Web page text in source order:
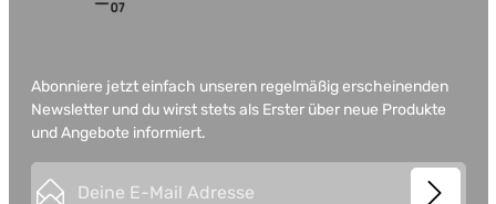
Abonniere jetzt einfach unseren regelmäßig erscheinenden
Newsletter und du wirst stets als Erster über neue Produkte
und Angebote informiert.